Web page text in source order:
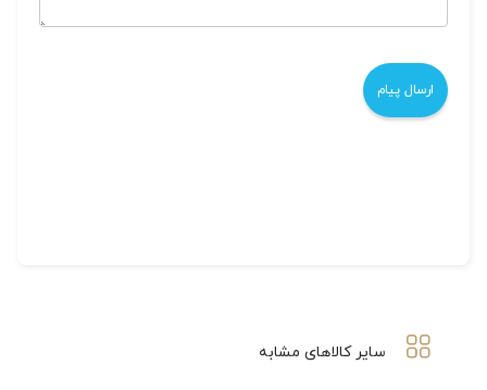
سایر کالاهای مشابه